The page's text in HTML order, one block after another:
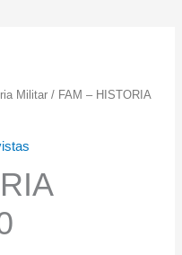
Militar / FAM – HISTORIA